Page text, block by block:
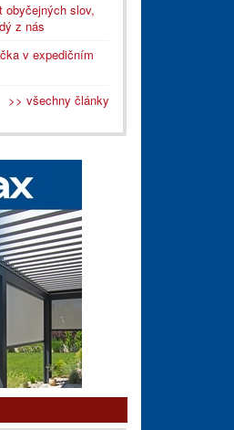
obyčejných slov,
z nás
v expedičním
>> všechny články